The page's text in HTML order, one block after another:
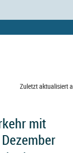
Zuletzt aktualisiert
mit